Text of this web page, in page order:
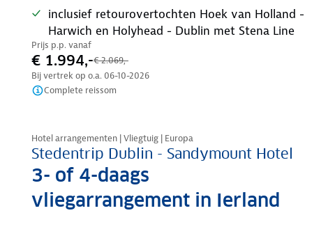
inclusief retourovertochten Hoek van Holland -
Harwich en Holyhead - Dublin met Stena Line
Prijs p.p. vanaf
€ 1.994,-€ 2.069,-
Bij vertrek op o.a. 06-10-2026
Complete reissom
Hotel arrangementen | Vliegtuig | Europa
Stedentrip Dublin - Sandymount Hotel
3- of 4-daags
vliegarrangement in Ierland